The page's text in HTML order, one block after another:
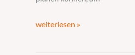
weiterlesen »